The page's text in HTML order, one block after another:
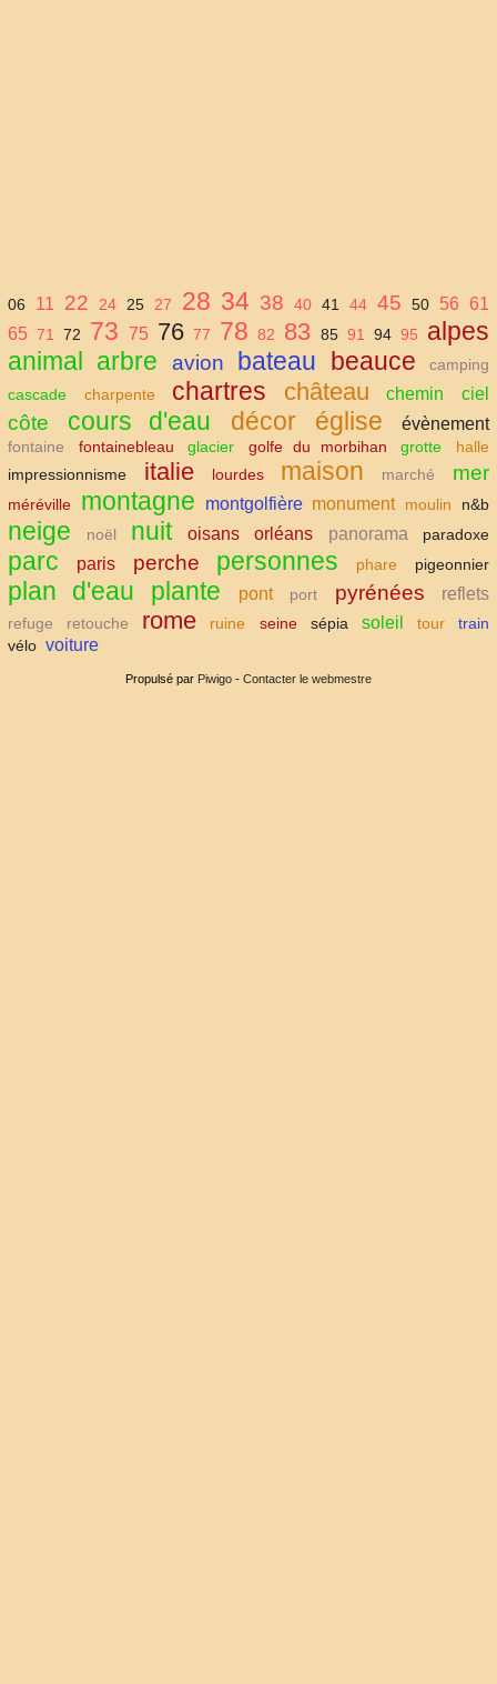
06 11 22 24 25 27 28 34 38 40 41 44 45 50 56 61
65 71 72 73 75 76 77 78 82 83 85 91 94 95
alpes
animal arbre avion bateau beauce
camping
cascade
charpente chartres château chemin ciel
côte cours d'eau décor église évènement
fontaine fontainebleau glacier golfe du morbihan grotte
halle
impressionnisme
italie lourdes maison marché mer
méréville montagne montgolfière monument moulin n&b
neige noël nuit oisans orléans panorama paradoxe
parc paris perche personnes phare pigeonnier
plan d'eau plante pont port pyrénées reflets
refuge retouche rome ruine seine sépia soleil tour
train
vélo voiture
Propulsé par Piwigo - Contacter le webmestre